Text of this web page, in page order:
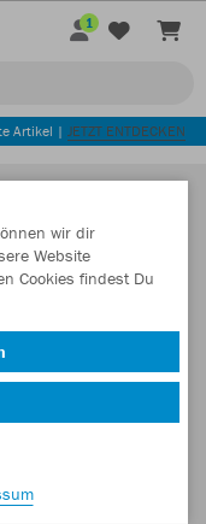
1
Artikel | JETZT ENTDECKEN
wir dir
Website
Cookies findest Du